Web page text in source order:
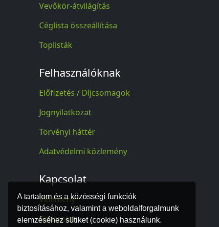
A tartalom és a közösségi funkciók
biztosításához, valamint a weboldalforgalmunk
elemzéséhez sütiket (cookie) használunk.
Vevőkör-átvilágítás
Céglista összeállítása
Toplisták
Felhasználóknak
Előfizetés / Díjcsomagok
Jognyilatkozat
Törvényi háttér
Adatvédelmi közlemény
Kapcsolat
Vélemény
Kapcsolat